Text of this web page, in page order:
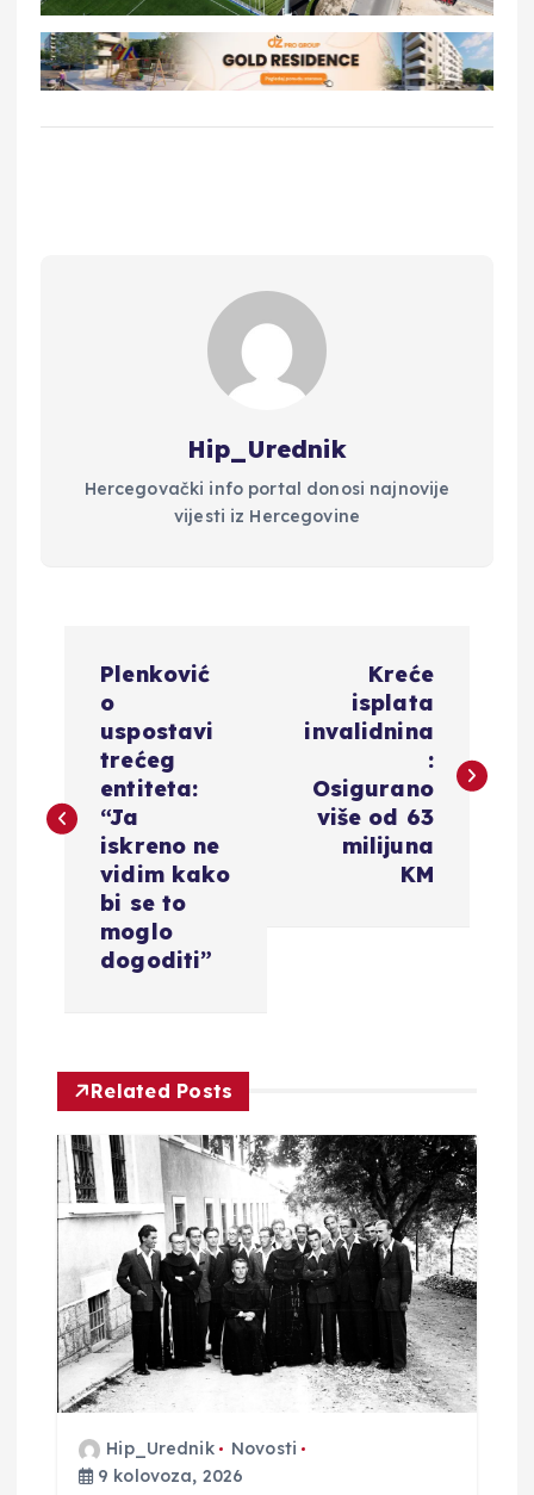
Hip_Urednik
Hercegovački info portal donosi najnovije
vijesti iz Hercegovine
i
a
o
b
a
Plenković
o
uspostavi
trećeg
entiteta:
“Ja
iskreno ne
vidim kako
bi se to
moglo
dogoditi”
Kreće
isplata
invalidnina
:
Osigurano
više od 63
milijuna
KM
Related Posts
Hip_Urednik
Novosti
9 kolovoza, 2026